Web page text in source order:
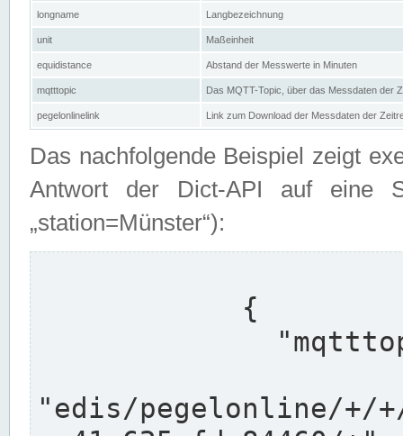
longname Langbezeichnung
unit Maßeinheit
equidistance Abstand der Messwerte in Minuten
mqtttopic Das MQTT-Topic, über das Messdaten der
pegelonlinelink Link zum Download der Messdaten der
Das nachfolgende Beispiel zeigt
Antwort der Dict-API auf eine
„station=Münster“):
"edis/pegelonline/+/